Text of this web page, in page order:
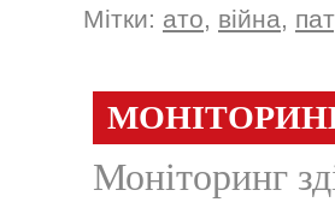
Мітки: ато, війна,